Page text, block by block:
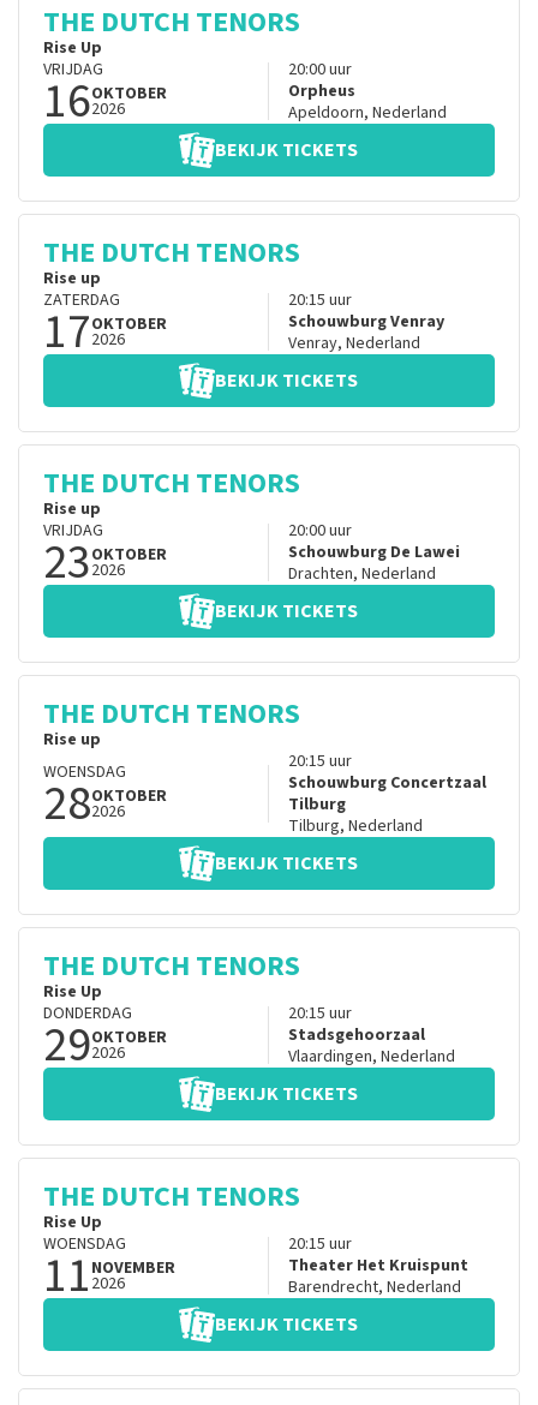
THE DUTCH TENORS
Rise Up
VRIJDAG
16OKTOBER
2026
20:00uur
Orpheus
Apeldoorn, Nederland
BEKIJK TICKETS
THE DUTCH TENORS
Rise up
ZATERDAG
17OKTOBER
2026
20:15 uur
Schouwburg Venray
Venray, Nederland
BEKIJK TICKETS
THE DUTCH TENORS
Rise up
VRIJDAG
23OKTOBER
2026
20:00uur
Schouwburg De Lawei
Drachten, Nederland
BEKIJK TICKETS
THE DUTCH TENORS
Rise up
WOENSDAG
28OKTOBER
2026
20:15 uur
Schouwburg Concertzaal
Tilburg
Tilburg, Nederland
BEKIJK TICKETS
THE DUTCH TENORS
Rise Up
DONDERDAG
29OKTOBER
2026
20:15 uur
Stadsgehoorzaal
Vlaardingen, Nederland
BEKIJK TICKETS
THE DUTCH TENORS
Rise Up
WOENSDAG
11 NOVEMBER
2026
20:15 uur
Theater Het Kruispunt
Barendrecht, Nederland
BEKIJK TICKETS